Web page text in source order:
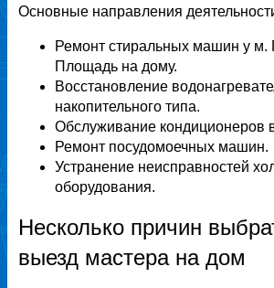
Основные направления
Ремонт стиральных машин у м.
Площадь на дому.
Восстановление
накопительного типа.
Обслуживание кондиционеров
Ремонт посудомоечных машин.
Устранение неисправностей
оборудования.
Несколько причин
выезд мастера на дом